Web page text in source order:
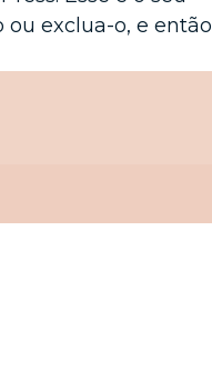
exclua-o, e então